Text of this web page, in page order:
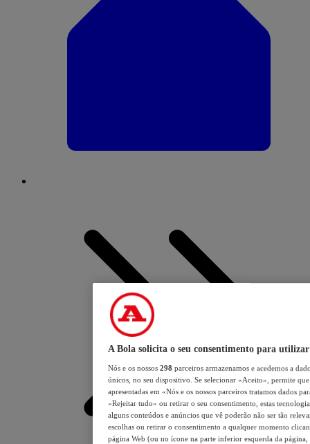
A Bola solicita o seu consentimento para utilizar
Nós e os nossos 298 parceiros armazenamos e acedemos a
únicos, no seu dispositivo. Se selecionar «Aceito», permite
apresentadas em «Nós e os nossos parceiros tratamos dados
«Rejeitar tudo» ou retirar o seu consentimento, estas
alguns conteúdos e anúncios que vê poderão não ser tão
escolhas ou retirar o consentimento a qualquer momento
página Web (ou no ícone na parte inferior esquerda da página,